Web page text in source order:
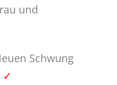
und
Schwung
✓